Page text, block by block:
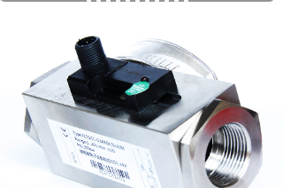
备制造@指针式流量开关